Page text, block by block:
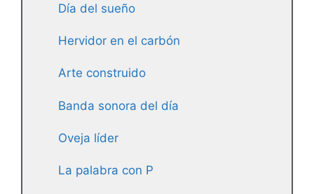
Día del sueño
Hervidor en el carbón
Arte construido
Banda sonora del día
Oveja líder
La palabra con P